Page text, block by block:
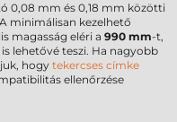
0,08 mm és 0,18 mm közötti
minimálisan kezelhető
magasság eléri a 990 mm-t,
lehetővé teszi. Ha nagyobb
hogy tekercses címke
ellenőrzése